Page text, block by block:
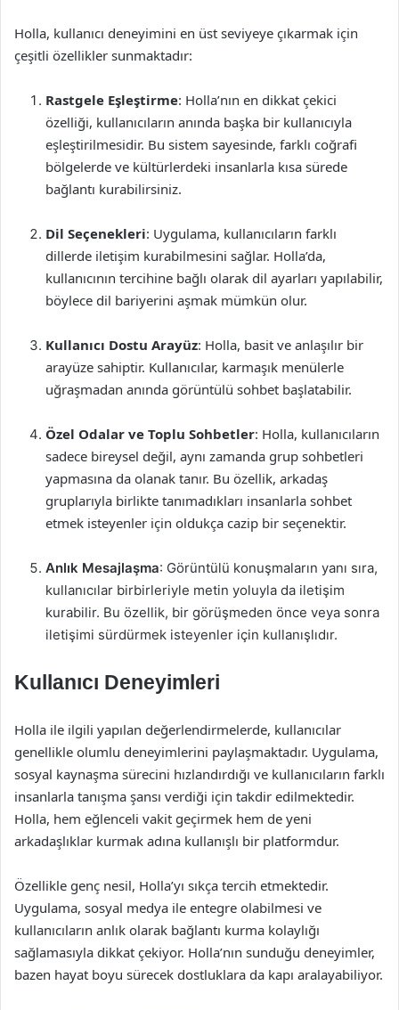
Holla, kullanıcı deneyimini en üst seviyeye çıkarmak için
çeşitli özellikler sunmaktadır:
Rastgele Eşleştirme: Holla’nın en dikkat çekici
özelliği, kullanıcıların anında başka bir kullanıcıyla
eşleştirilmesidir. Bu sistem sayesinde, farklı coğrafi
bölgelerde ve kültürlerdeki insanlarla kısa sürede
bağlantı kurabilirsiniz.
Dil Seçenekleri: Uygulama, kullanıcıların farklı
dillerde iletişim kurabilmesini sağlar. Holla’da,
kullanıcının tercihine bağlı olarak dil ayarları yapılabilir,
böylece dil bariyerini aşmak mümkün olur.
Kullanıcı Dostu Arayüz: Holla, basit ve anlaşılır bir
arayüze sahiptir. Kullanıcılar, karmaşık menülerle
uğraşmadan anında görüntülü sohbet başlatabilir.
Özel Odalar ve Toplu Sohbetler: Holla, kullanıcıların
sadece bireysel değil, aynı zamanda grup sohbetleri
yapmasına da olanak tanır. Bu özellik, arkadaş
gruplarıyla birlikte tanımadıkları insanlarla sohbet
etmek isteyenler için oldukça cazip bir seçenektir.
Anlık Mesajlaşma: Görüntülü konuşmaların yanı sıra,
kullanıcılar birbirleriyle metin yoluyla da iletişim
kurabilir. Bu özellik, bir görüşmeden önce veya sonra
iletişimi sürdürmek isteyenler için kullanışlıdır.
Kullanıcı Deneyimleri
Holla ile ilgili yapılan değerlendirmelerde, kullanıcılar
genellikle olumlu deneyimlerini paylaşmaktadır. Uygulama,
sosyal kaynaşma sürecini hızlandırdığı ve kullanıcıların farklı
insanlarla tanışma şansı verdiği için takdir edilmektedir.
Holla, hem eğlenceli vakit geçirmek hem de yeni
arkadaşlıklar kurmak adına kullanışlı bir platformdur.
Özellikle genç nesil, Holla’yı sıkça tercih etmektedir.
Uygulama, sosyal medya ile entegre olabilmesi ve
kullanıcıların anlık olarak bağlantı kurma kolaylığı
sağlamasıyla dikkat çekiyor. Holla’nın sunduğu deneyimler,
bazen hayat boyu sürecek dostluklara da kapı aralayabiliyor.